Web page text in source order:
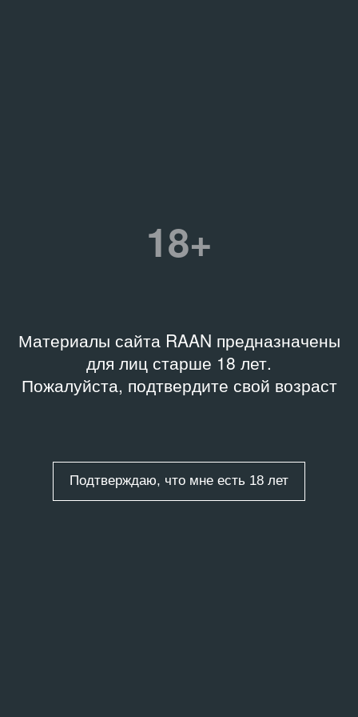
18+
Материалы сайта RAAN предназначены
для лиц старше 18 лет.
Пожалуйста, подтвердите свой возраст
Подтверждаю, что мне есть 18 лет